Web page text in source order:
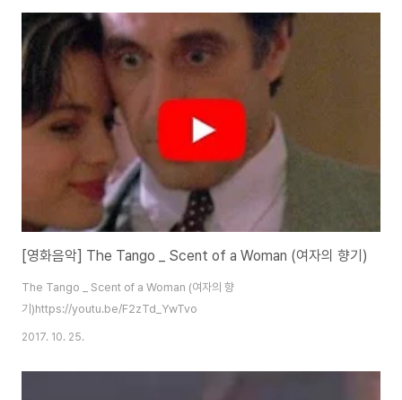
[영화음악] The Tango _ Scent of a Woman (여자의 향기)
The Tango _ Scent of a Woman (여자의 향
기)https://youtu.be/F2zTd_YwTvo
2017. 10. 25.